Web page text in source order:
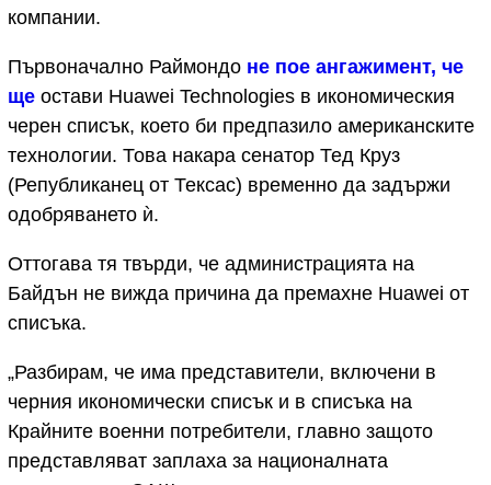
компании.
Първоначално Раймондо не пое ангажимент, че
ще остави Huawei Technologies в икономическия
черен списък, което би предпазило американските
технологии. Това накара сенатор Тед Круз
(Републиканец от Тексас) временно да задържи
одобряването ѝ.
Оттогава тя твърди, че администрацията на
Байдън не вижда причина да премахне Huawei от
списъка.
„Разбирам, че има представители, включени в
черния икономически списък и в списъка на
Крайните военни потребители, главно защото
представляват заплаха за националната